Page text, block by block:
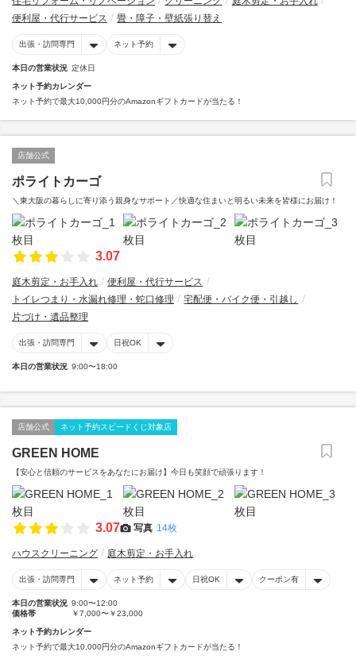
便利屋・代行サービス
畳・障子・壁紙張り替え
出張・訪問専門 ネット予約
本日の営業状況 定休日
ネット予約カレンダー
ネット予約で最大10,000円分のAmazonギフトカードが当たる！
店舗公式
ポライトカーゴ
＼東大阪の暮らしに寄り添う親身なサポート／快適な住まいと明るい未来を皆様にお届け！
3.07
庭木剪定・お手入れ
便利屋・代行サービス
トイレつまり・水漏れ修理・蛇口修理
宅配便・バイク便・引越し
片づけ・遺品整理
出張・訪問専門 日祝OK
本日の営業状況 9:00〜18:00
店舗公式 ネット予約スピードくじ対象店
GREEN HOME
【安心と信頼のサービスをあなたにお届け】今日も笑顔で頑張ります！
3.07 写真 14枚
ハウスクリーニング 庭木剪定・お手入れ
出張・訪問専門 ネット予約 日祝OK クーポン有
本日の営業状況 9:00〜12:00
価格帯
￥7,000〜￥23,000
ネット予約カレンダー
ネット予約で最大10,000円分のAmazonギフトカードが当たる！